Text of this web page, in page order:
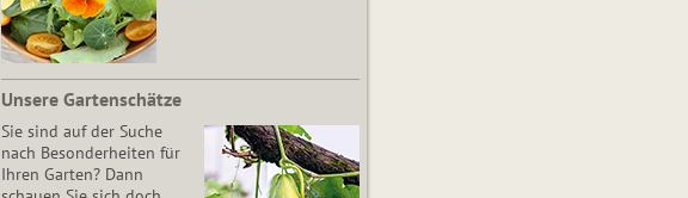
Unsere Gartenschätze
Sie sind auf der Suche
nach Besonderheiten für
Ihren Garten? Dann